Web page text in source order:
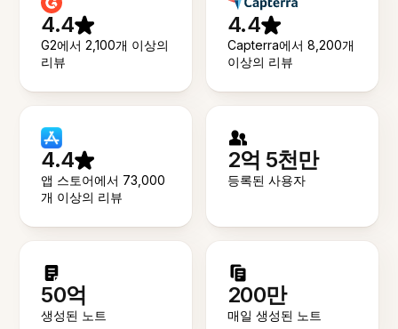
4.4
G2에서 2,100개 이상의
리뷰
4.4
Capterra에서 8,200개
이상의 리뷰
4.4
앱 스토어에서 73,000
개 이상의 리뷰
2억 5천만
등록된 사용자
50억
생성된 노트
200만
매일 생성된 노트